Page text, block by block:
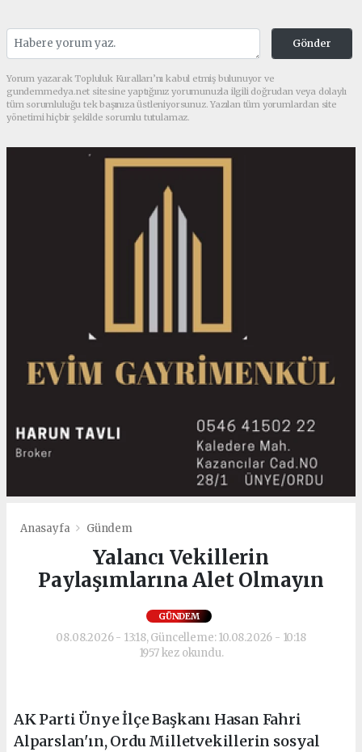
Gönder
Yorum yazarak Topluluk Kuralları’nı kabul etmiş bulunuyor ve
gundemmedya.net sitesine yaptığınız yorumunuzla ilgili doğrudan veya dolaylı
tüm sorumluluğu tek başınıza üstleniyorsunuz. Yazılan tüm yorumlardan site
yönetimi hiçbir şekilde sorumlu tutulamaz.
Anasayfa Gündem
Yalancı Vekillerin
Paylaşımlarına Alet Olmayın
GÜNDEM
08.08.2026 - 13:18, Güncelleme: 10.08.2026 - 10:18
1957 kez okundu.
AK Parti Ünye İlçe Başkanı Hasan Fahri
Alparslan'ın, Ordu Milletvekillerin sosyal